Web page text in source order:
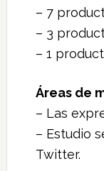
– 7
– 3
– 1
Áreas de
– Las
– Estudio
Twitter.